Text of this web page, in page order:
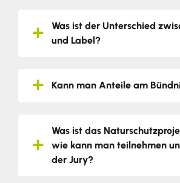
Was ist der Unterschied
und Label?
Kann man Anteile am
Was ist das
wie kann man teilnehmen
der Jury?